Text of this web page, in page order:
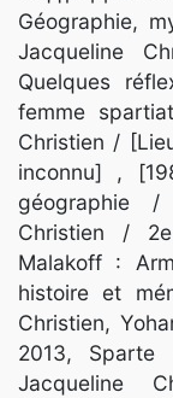
Géographie,
Jacqueline
Quelques
femme
Christien /
inconnu] ,
géographie
Christien /
Malakoff :
histoire et
Christien,
2013,
Jacqueline